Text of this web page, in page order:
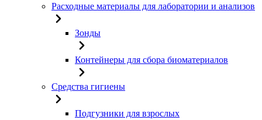
Расходные материалы для лаборатории и анализов
Зонды
Контейнеры для сбора биоматериалов
Средства гигиены
Подгузники для взрослых